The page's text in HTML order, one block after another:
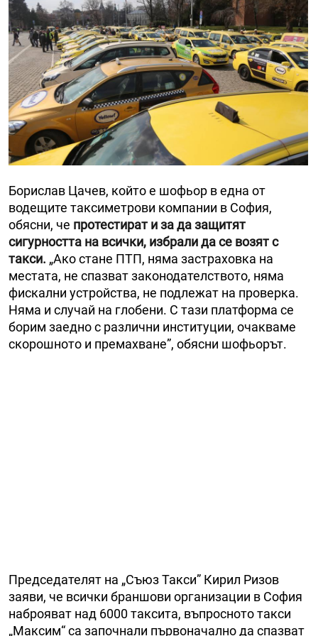
Борислав Цачев, който е шофьор в една от
водещите таксиметрови компании в София,
обясни, че протестират и за да защитят
сигурността на всички, избрали да се возят с
такси. „Ако стане ПТП, няма застраховка на
местата, не спазват законодателството, няма
фискални устройства, не подлежат на проверка.
Няма и случай на глобени. С тази платформа се
борим заедно с различни институции, очакваме
скорошното и премахване”, обясни шофьорът.
Председателят на „Съюз Такси” Кирил Ризов
заяви, че всички браншови организации в София
наброяват над 6000 таксита, въпросното такси
„Максим“ са започнали първоначално да спазват